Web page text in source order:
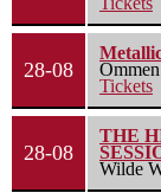
28-08
Ommen
Tickets
28-08
THE
Wilde